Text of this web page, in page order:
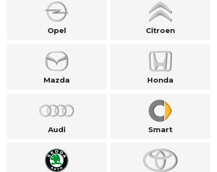
Opel Citroen
Mazda Honda
Audi Smart